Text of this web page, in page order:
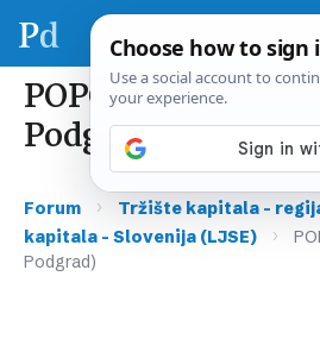
POPG (Plama-Pur
Podgrad)
Forum › Tržište kapitala –
kapitala – Slovenija (LJSE)
›
Podgrad)